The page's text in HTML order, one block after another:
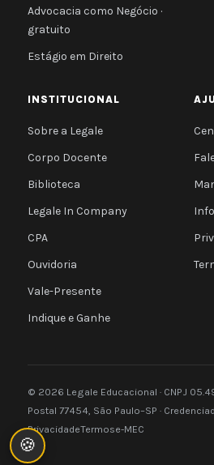
Advocacia como Negócio ·
gratuito
Estágio em Direito
INSTITUCIONAL
Sobre a Legale
Corpo Docente
Biblioteca
Legale In Company
CPA
Ouvidoria
Vale-Presente
Indique e Ganhe
© 2026 Legale Educacional · CNPJ
Postal 77454, São Paulo–SP ·
PrivacidadeTermose-MEC
🍪